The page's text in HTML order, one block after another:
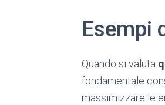
Esempi
Quando si valuta
fondamentale
massimizzare le